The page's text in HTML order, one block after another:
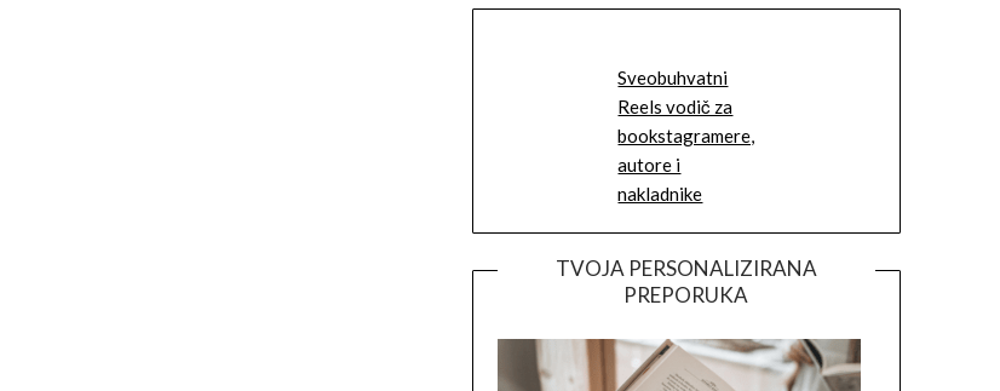
Sveobuhvatni
Reels vodič za
bookstagramere,
autore i
nakladnike
TVOJA PERSONALIZIRANA
PREPORUKA